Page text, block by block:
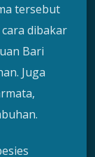
tersebut
dibakar
Bari
Juga